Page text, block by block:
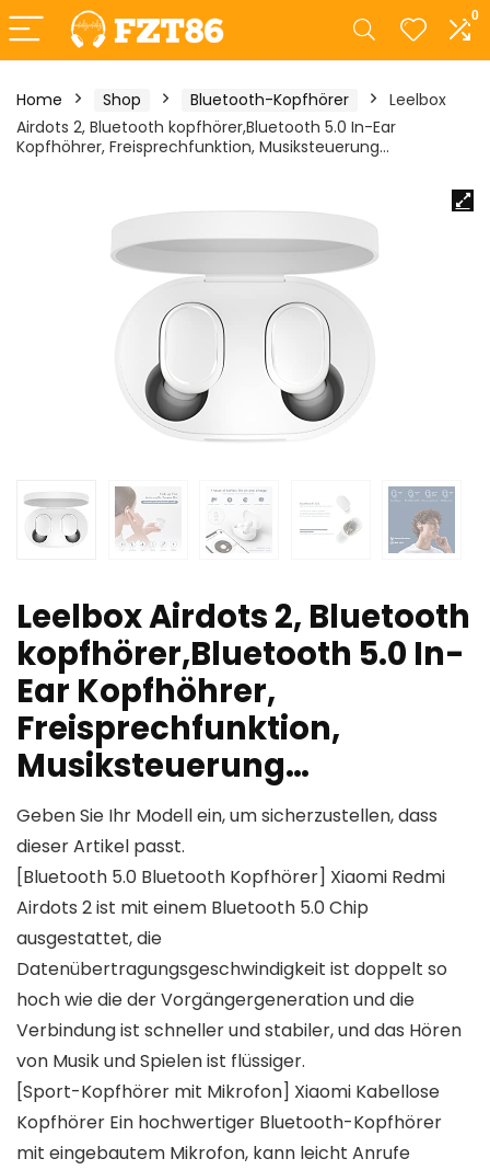
0
Home Shop Bluetooth-Kopfhörer
Leelbox
Airdots 2, Bluetooth kopfhörer,Bluetooth 5.0 In-Ear
Kopfhöhrer, Freisprechfunktion, Musiksteuerung…
Leelbox Airdots 2, Bluetooth
kopfhörer,Bluetooth 5.0 In-
Ear Kopfhöhrer,
Freisprechfunktion,
Musiksteuerung…
Geben Sie Ihr Modell ein, um sicherzustellen, dass
dieser Artikel passt.
[Bluetooth 5.0 Bluetooth Kopfhörer] Xiaomi Redmi
Airdots 2 ist mit einem Bluetooth 5.0 Chip
ausgestattet, die
Datenübertragungsgeschwindigkeit ist doppelt so
hoch wie die der Vorgängergeneration und die
Verbindung ist schneller und stabiler, und das Hören
von Musik und Spielen ist flüssiger.
[Sport-Kopfhörer mit Mikrofon] Xiaomi Kabellose
Kopfhörer Ein hochwertiger Bluetooth-Kopfhörer
mit eingebautem Mikrofon, kann leicht Anrufe